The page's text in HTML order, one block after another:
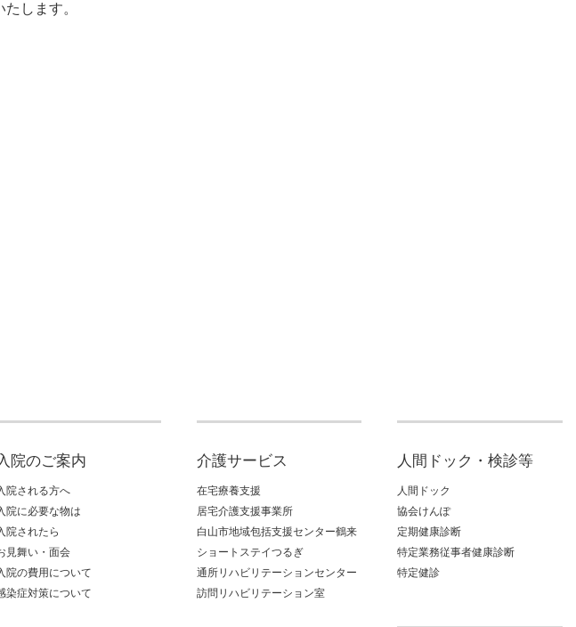
します。
院のご案内
院される方へ
院に必要な物は
院されたら
見舞い・面会
院の費用について
染症対策について
介護サービス
在宅療養支援
居宅介護支援事業所
白山市地域包括支援センター鶴来
ショートステイつるぎ
通所リハビリテーションセンター
訪問リハビリテーション室
人間ドック・検診等
人間ドック
協会けんぽ
定期健康診断
特定業務従事者健康診断
特定健診